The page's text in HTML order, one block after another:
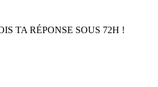
TA RÉPONSE SOUS 72H !